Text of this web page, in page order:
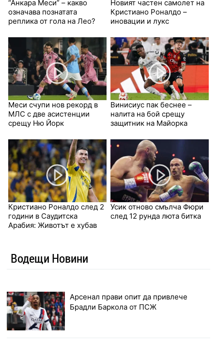
“Анкара Меси” – какво
означава познатата
реплика от гола на Лео?
Новият частен самолет на
Кристиано Роналдо –
иновации и лукс
Меси счупи нов рекорд в
МЛС с две асистенции
срещу Ню Йорк
Винисиус пак беснее –
налита на бой срещу
защитник на Майорка
Кристиано Роналдо след 2
години в Саудитска
Арабия: Животът е хубав
Усик отново смълча Фюри
след 12 рунда люта битка
Водещи Новини
Арсенал прави опит да привлече
Брадли Баркола от ПСЖ